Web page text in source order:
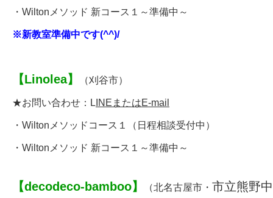
・Wiltonメソッド 新コース１～準備中～
※新教室準備中です(^^)/
【Linolea】 （刈谷市）
★お問い合わせ： L INEまたはE-mail
・ Wiltonメソッドコース１ （日程相談受付中）
・Wiltonメソッド 新コース１～準備中～
【decodeco-bamboo】 （北名古屋市・ 市立熊野